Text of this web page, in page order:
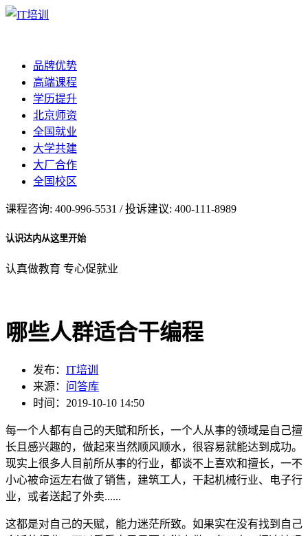
品牌优势
高端课程
学历提升
北京师资
全国就业
大学共建
大厂合作
全国校区
课程咨询: 400-996-5531 / 投诉建议: 400-111-8989
认识达内从这里开始
认真做教育 专心促就业
哪些人群适合干编程
发布： IT培训
来源： 问答库
时间：2019-10-10 14:50
每一个人都有自己的天赋和所长，一个人从事的领域是自己擅
长且感兴趣的，做起来当然顺风顺水，很容易就能达到成功。
现实上很多人目前所从事的行业，都谈不上喜欢和擅长，一不
小心被命运左右做了销售，建筑工人，干起机械行业、电子行
业，或者送起了外卖......
这都是对自己的天赋，能力迷茫所致。如果实在没有找到自己